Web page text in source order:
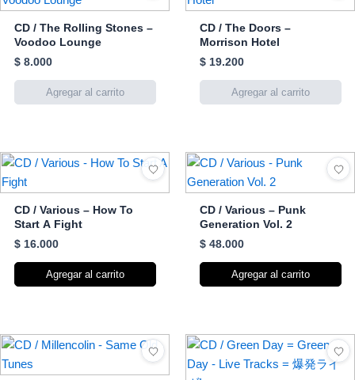
CD / The Rolling Stones –
Voodoo Lounge
$8.000
CD / The Doors –
Morrison Hotel
$19.200
CD / Various – How To
Start A Fight
$16.000
Agregar al carrito
CD / Various – Punk
Generation Vol. 2
$48.000
Agregar al carrito